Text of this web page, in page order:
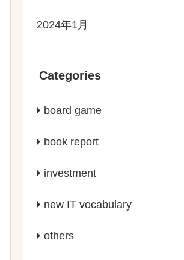
2024年1月
Categories
board game
book report
investment
new IT vocabulary
others